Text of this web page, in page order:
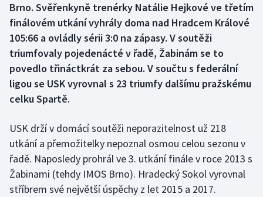
Box
Curling
Dostihy
Florbal
Futsal
Golf
Gymnastika
Brno. Svěřenkyně trenérky Natálie Hejkové ve třetím
finálovém utkání vyhrály doma nad Hradcem Králové
105:66 a ovládly sérii 3:0 na zápasy. V soutěži
triumfovaly pojedenácté v řadě, Žabinám se to
povedlo třináctkrát za sebou. V součtu s federální
ligou se USK vyrovnal s 23 triumfy dalšímu pražskému
celku Spartě.
USK drží v domácí soutěži neporazitelnost už 218
utkání a přemožitelky nepoznal osmou celou sezonu v
řadě. Naposledy prohrál ve 3. utkání finále v roce 2013 s
Žabinami (tehdy IMOS Brno). Hradecký Sokol vyrovnal
stříbrem své největší úspěchy z let 2015 a 2017.